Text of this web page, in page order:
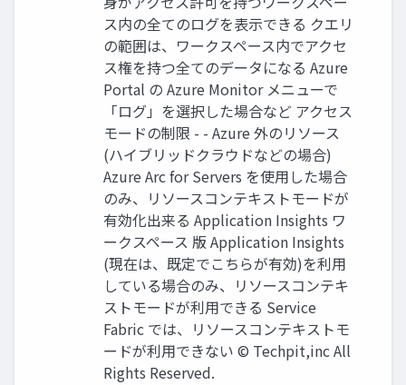
ス内の全てのログを表示できる クエリ
の範囲は、ワークスペース内でアクセ
ス権を持つ全てのデータになる Azure
Portal の Azure Monitor メニューで
「ログ」を選択した場合など アクセス
モードの制限 - - Azure 外のリソース
(ハイブリッドクラウドなどの場合)
Azure Arc for Servers を使用した場合
のみ、リソースコンテキストモードが
有効化出来る Application Insights ワ
ークスペース 版 Application Insights
(現在は、既定でこちらが有効)を利用
している場合のみ、リソースコンテキ
ストモードが利用できる Service
Fabric では、リソースコンテキストモ
ードが利用できない © Techpit,inc All
Rights Reserved.